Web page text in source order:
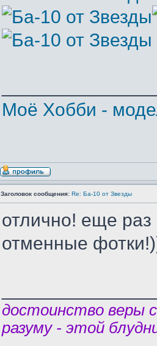
Моё Хобби -
Заголовок сообщения: Re: Ба-10 от Звезды
отлично! еще
отменные
достоинство веры
разуму - этой